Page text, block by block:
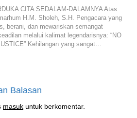
CITA SEDALAM-DALAMNYA Atas
H.M. Sholeh, S.H. Pengacara yang
berani, dan mewariskan semangat
melalui kalimat legendarisnya: “NO
Kehilangan yang sangat…
Balasan
masuk untuk berkomentar.